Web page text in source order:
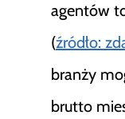
agentów
(źródło:
branży
brutto